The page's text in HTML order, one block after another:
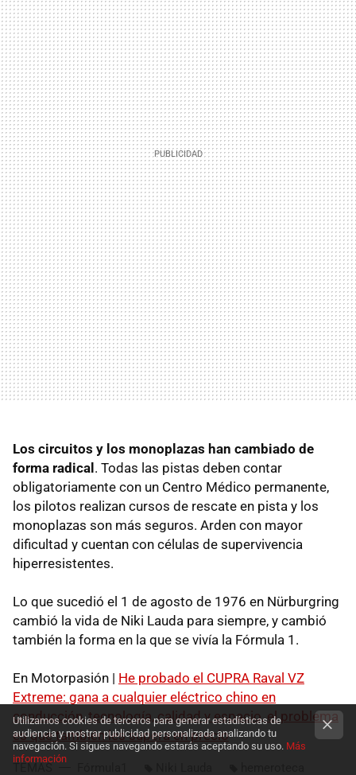
Los circuitos y los monoplazas han cambiado de
forma radical. Todas las pistas deben contar
obligatoriamente con un Centro Médico permanente,
los pilotos realizan cursos de rescate en pista y los
monoplazas son más seguros. Arden con mayor
dificultad y cuentan con células de supervivencia
hiperresistentes.
Lo que sucedió el 1 de agosto de 1976 en Nürburgring
cambió la vida de Niki Lauda para siempre, y cambió
también la forma en la que se vivía la Fórmula 1.
En Motorpasión | He probado el CUPRA Raval VZ
Extreme: gana a cualquier eléctrico chino en
conducción, tecnología, calidad y espacio, el problema
es que también les supera en precio
Utilizamos cookies de terceros para generar estadísticas de
audiencia y mostrar publicidad personalizada analizando tu
navegación. Si sigues navegando estarás aceptando su uso. Más
información